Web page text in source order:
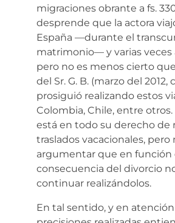
migraciones obrante a fs.
desprende que la actora
España —durante el
matrimonio— y varias veces
pero no es menos cierto
del Sr. G. B. (marzo del 2012,
prosiguió realizando estos
Colombia, Chile, entre
está en todo su derecho de
traslados vacacionales, pero
argumentar que en función
consecuencia del divorcio
continuar realizándolos.
En tal sentido, y en atención